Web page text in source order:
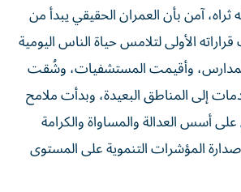
ثراه، آمن بأن العمران الحقيقي يبدأ من
الأولى لتلامس حياة الناس اليومية
وأقيمت المستشفيات، وشُقت
إلى المناطق البعيدة، وبدأت ملامح
أسس العدالة والمساواة والكرامة
المؤشرات التنموية على المستوى